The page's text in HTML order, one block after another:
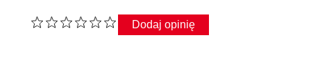
Dodaj opinię